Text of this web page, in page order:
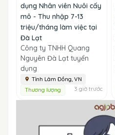
dụng Nhân viên Nuôi cấy
mô - Thu nhập 7-13
triệu/tháng làm việc tại
Đà Lạt
Công ty TNHH Quang
Nguyên Đà Lạt tuyển
dụng
Tỉnh Lâm Đồng, VN
Thương lượng
3 giờ trước